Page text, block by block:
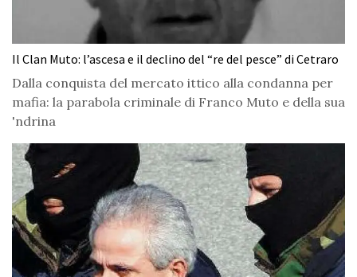
Il Clan Muto: l’ascesa e il declino del “re del pesce” di Cetraro
Dalla conquista del mercato ittico alla condanna per
mafia: la parabola criminale di Franco Muto e della sua
'ndrina